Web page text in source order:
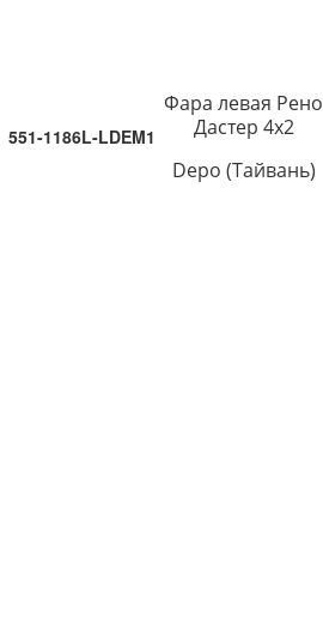
551-1186L-LDEM1
Фара левая Рено
Дастер 4х2
Depo (Тайвань)